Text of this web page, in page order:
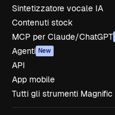
Sintetizzatore vocale IA
Contenuti stock
MCP per Claude/ChatGPT
Agenti New
API
App mobile
Tutti gli strumenti Magnific